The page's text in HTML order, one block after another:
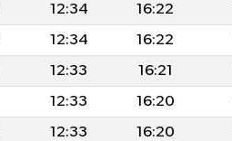
12:34 16:22
12:34 16:22
12:33 16:21
12:33 16:20
12:33 16:20